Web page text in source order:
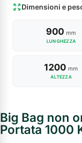
Dimensioni e
900mm
LUNGHEZZA
1200mm
ALTEZZA
Big Bag non
Portata 1000